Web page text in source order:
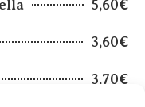
5,60€
3,60€
3,70€